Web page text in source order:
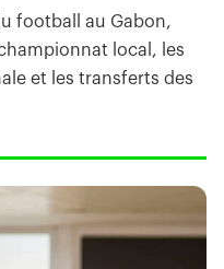
football au Gabon,
local, les
et les transferts des